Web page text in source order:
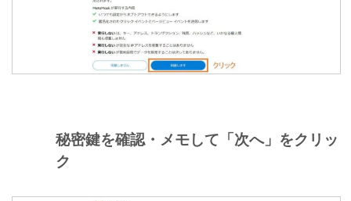
秘密鍵を確認・メモして「次へ」をクリッ
ク